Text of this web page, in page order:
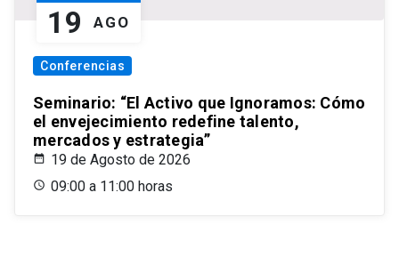
19 AGO
Conferencias
Seminario: “El Activo que Ignoramos: Cómo
el envejecimiento redefine talento,
mercados y estrategia”
19 de Agosto de 2026
09:00 a 11:00 horas